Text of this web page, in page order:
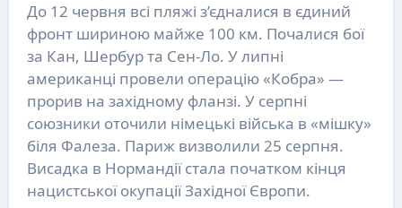
До 12 червня всі пляжі з’єдналися в єдиний
фронт шириною майже 100 км. Почалися бої
за Кан, Шербур та Сен-Ло. У липні
американці провели операцію «Кобра» —
прорив на західному фланзі. У серпні
союзники оточили німецькі війська в «мішку»
біля Фалеза. Париж визволили 25 серпня.
Висадка в Нормандії стала початком кінця
нацистської окупації Західної Європи.